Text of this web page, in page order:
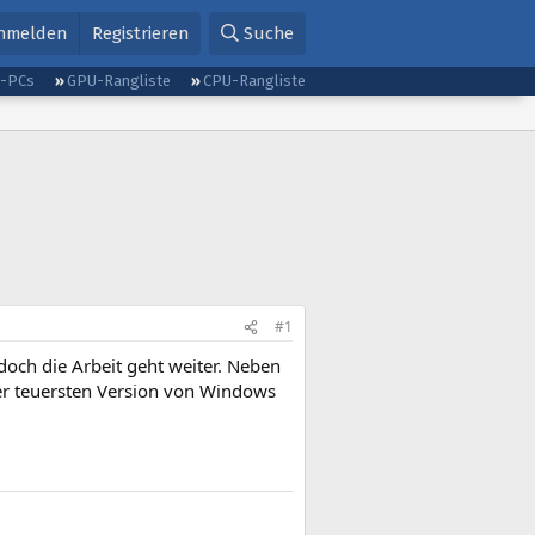
Registrieren Suche
PCs GPU-Rangliste
CPU-Rangliste
#1
die Arbeit geht weiter. Neben
teuersten Version von Windows